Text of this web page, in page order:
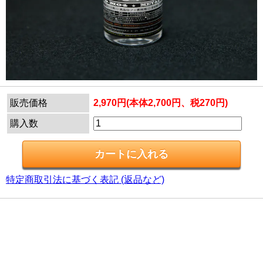
販売価格 2,970円(本体2,700円、税270円)
購入数
特定商取引法に基づく表記 (返品など)